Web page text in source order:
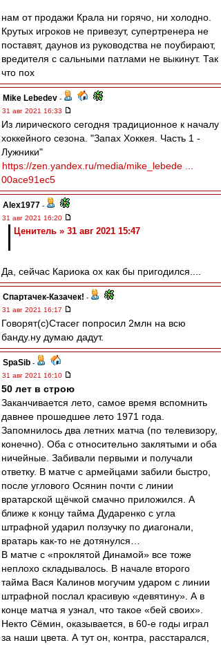
нам от продажи Крала ни горячо, ни холодно.
Крутых игроков не привезут, супертренера не
поставят, даунов из руководства не поубирают,
вредителя с сальными патлами не выкинут. Так
что пох
Mike Lebedev -
31 авг 2021 16:33
Из лирического сегодня традиционное к началу
хоккейного сезона. "Запах Хоккея. Часть 1 -
Лужники"
https://zen.yandex.ru/media/mike_lebede ...
00ace91ec5
Alex1977 -
31 авг 2021 16:20
Ценитель » 31 авг 2021 15:47
Да, сейчас Кариока ох как бы пригодился....
Спартачек-Казачек! -
31 авг 2021 16:17
Говорят(с)Стасег попросил 2млн на всю
банду.ну думаю дадут.
SpaSib -
31 авг 2021 16:10
50 лет в строю
Заканчивается лето, самое время вспомнить
давнее прошедшее лето 1971 года.
Запомнилось два летних матча (по телевизору,
конечно). Оба с относительно заклятыми и оба
ничейные. Забивали первыми и получали
ответку. В матче с армейцами забили быстро,
после углового Осянин почти с линии
вратарской щёчкой смачно приложился. А
ближе к концу тайма Дударенко с угла
штрафной ударил ползучку по диагонали,
вратарь как-то не дотянулся…
В матче с «проклятой Динамой» все тоже
неплохо складывалось. В начале второго
тайма Вася Калинов могучим ударом с линии
штрафной послал красивую «девятину». А в
конце матча я узнал, что такое «бей своих».
Некто Сёмин, оказывается, в 60-е годы играл
за наши цвета. А тут он, контра, расстарался,